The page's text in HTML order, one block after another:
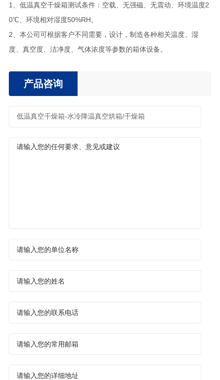
1、低温真空干燥箱测试条件：空载、无强磁、无震动、环境温度2
0℃、环境相对湿度50%RH。
2、本公司可根据客户不同需要，设计，制造各种相关温度、湿
度、真空度、洁净度、气体浓度等参数的箱体设备。
产品咨询